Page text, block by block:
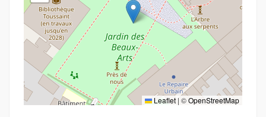
Leaflet | ©OpenStreetMap